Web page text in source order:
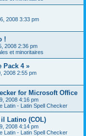
2008 3:33 pm
!
2008 2:36 pm
et minoritaires
Pack 4 »
2008 2:55 pm
for Microsoft Office
2008 4:16 pm
Latin - Latin Spell Checker
Latino (COL)
2008 4:14 pm
Latin - Latin Spell Checker